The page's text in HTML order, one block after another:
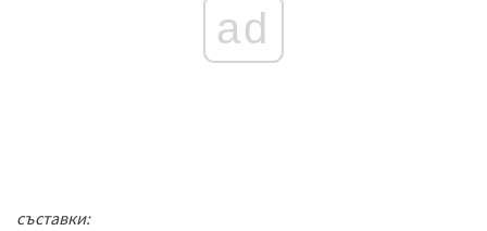
ad
съставки: